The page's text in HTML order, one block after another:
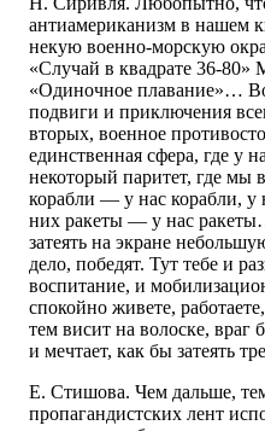
антиамериканизм в нашем
некую военно-морскую
«Случай в квадрате 36-
«Одиночное плавание»…
подвиги и приключения
вторых, военное
единственная сфера, где у
некоторый паритет, где
корабли — у нас корабли,
них ракеты — у нас
затеять на экране
дело, победят. Тут тебе и
воспитание, и
спокойно живете,
тем висит на волоске, враг
и мечтает, как бы затеять
Е. Стишова. Чем дальше,
пропагандистских лент